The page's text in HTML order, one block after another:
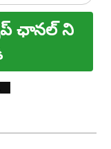
ఛానల్ ని